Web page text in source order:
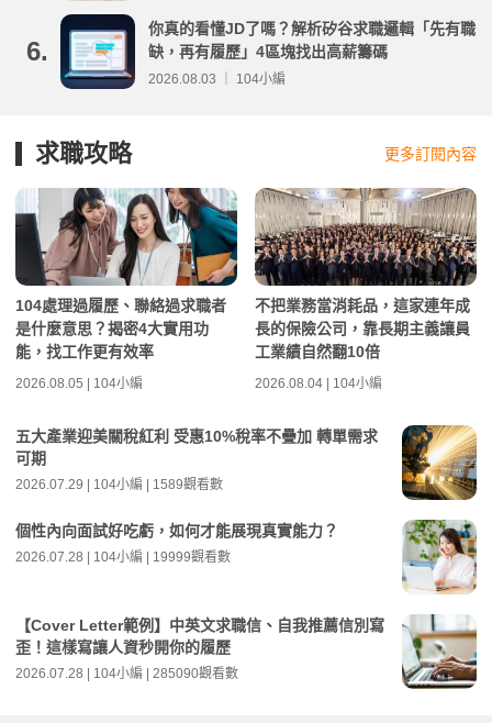
6.
你真的看懂JD了嗎？解析矽谷求職邏輯「先有職
缺，再有履歷」4區塊找出高薪籌碼
2026.08.03 ｜ 104小編
求職攻略 更多訂閱內容
104處理過履歷、聯絡過求職者
是什麼意思？揭密4大實用功
能，找工作更有效率
2026.08.05 | 104小編
不把業務當消耗品，這家連年成
長的保險公司，靠長期主義讓員
工業績自然翻10倍
2026.08.04 | 104小編
五大產業迎美關稅紅利 受惠10%稅率不疊加 轉單需求
可期
2026.07.29 | 104小編 | 1589觀看數
個性內向面試好吃虧，如何才能展現真實能力？
2026.07.28 | 104小編 | 19999觀看數
【Cover Letter範例】中英文求職信、自我推薦信別寫
歪！這樣寫讓人資秒開你的履歷
2026.07.28 | 104小編 | 285090觀看數